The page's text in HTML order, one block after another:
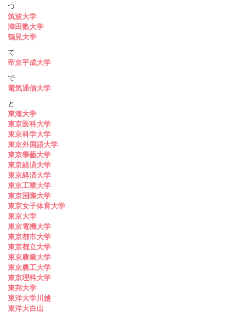
つ
筑波大学
津田塾大学
鶴見大学
て
帝京平成大学
で
電気通信大学
と
東海大学
東京医科大学
東京科学大学
東京外国語大学
東京學藝大学
東京経済大学
東京経済大学
東京工業大学
東京国際大学
東京女子体育大学
東京大学
東京電機大学
東京都市大学
東京都立大学
東京農業大学
東京農工大学
東京理科大学
東邦大学
東洋大学川越
東洋大白山